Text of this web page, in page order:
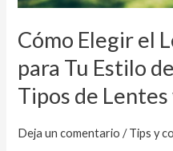
Cómo Elegir el
para Tu Estilo
Tipos de
Deja un comentario /Tips y
de
Fotografía:
Tipos
de
Lentes
Cuándo